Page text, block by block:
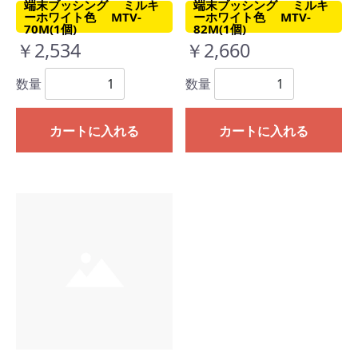
端末ブッシング ミルキ
ーホワイト色 MTV-
70M(1個)
￥2,534
数量
カートに入れる
端末ブッシング ミルキ
ーホワイト色 MTV-
82M(1個)
￥2,660
数量
カートに入れる